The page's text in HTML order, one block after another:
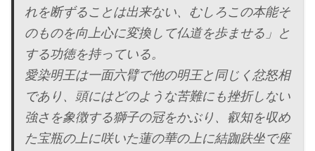
れを断ずることは出来ない、むしろこの本能そ
のものを向上心に変換して仏道を歩ませる」と
する功徳を持っている。
愛染明王は一面六臂で他の明王と同じく忿怒相
であり、頭にはどのような苦難にも挫折しない
強さを象徴する獅子の冠をかぶり、叡知を収め
た宝瓶の上に咲いた蓮の華の上に結跏趺坐で座